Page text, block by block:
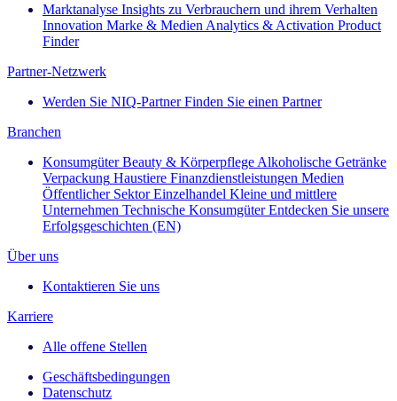
Marktanalyse Insights zu Verbrauchern und ihrem Verhalten
Innovation Marke & Medien Analytics & Activation Product
Finder
Partner-Netzwerk
Werden Sie NIQ-Partner Finden Sie einen Partner
Branchen
Konsumgüter Beauty & Körperpflege Alkoholische Getränke
Verpackung Haustiere Finanzdienstleistungen Medien
Öffentlicher Sektor Einzelhandel Kleine und mittlere
Unternehmen Technische Konsumgüter Entdecken Sie unsere
Erfolgsgeschichten (EN)
Über uns
Kontaktieren Sie uns
Karriere
Alle offene Stellen
Geschäftsbedingungen
Datenschutz